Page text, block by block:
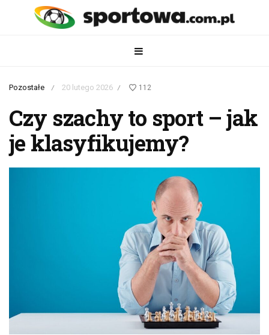
Pozostałe / 20 lutego 2026 / 112
Czy szachy to sport – jak
je klasyfikujemy?